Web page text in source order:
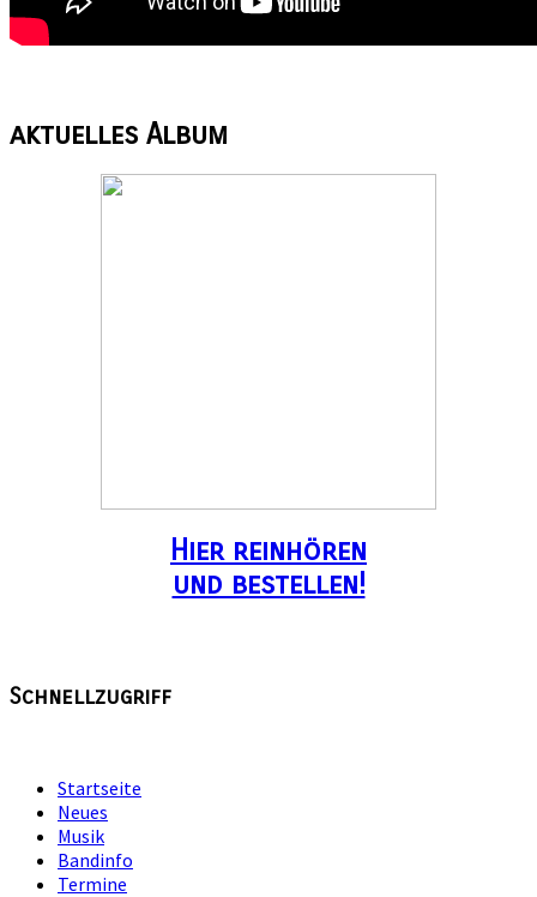
aktuelles Album
Hier reinhören
und bestellen!
Schnellzugriff
Startseite
Neues
Musik
Bandinfo
Termine